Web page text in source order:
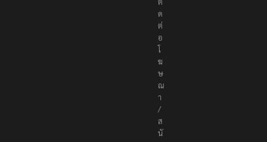
ด
ต่
อ
โ
ฆ
ษ
ณ
า
/
ส
นั